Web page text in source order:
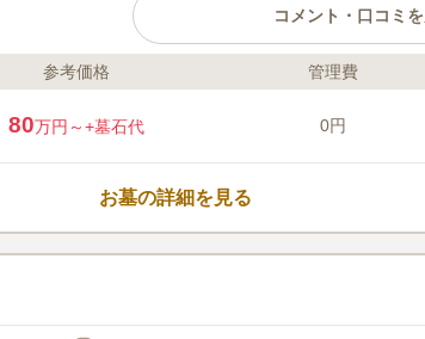
コメント・口コミ
ライフドット編集部のコメント
の長い緑の木々が寺院全体を包ん
や鳥のさえずりを聞きながら、静
す。 お隣に気遣うことなくゆった
が特長のひとつです。 法要施設や
の施設が充実しています。
参考価格 管理費
80万円～+墓石代 0円
お墓の詳細を見る